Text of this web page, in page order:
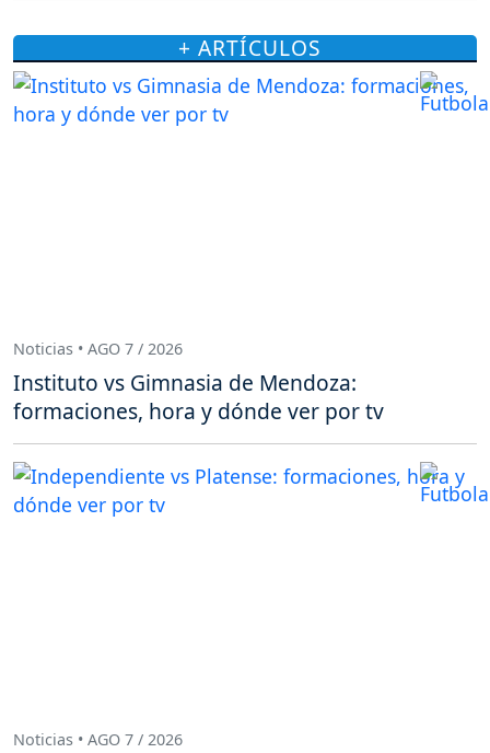
+ ARTÍCULOS
Noticias • AGO 7 / 2026
Instituto vs Gimnasia de Mendoza:
formaciones, hora y dónde ver por tv
Noticias • AGO 7 / 2026